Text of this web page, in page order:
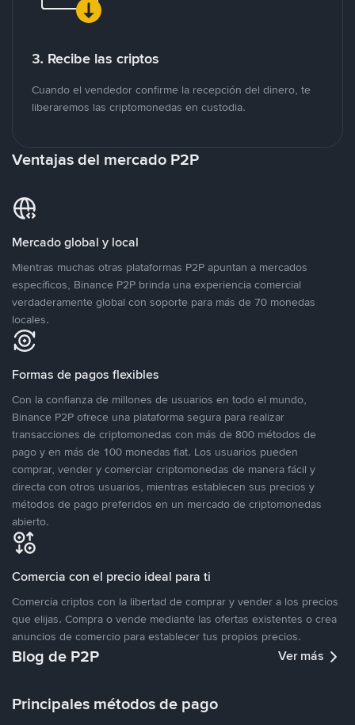
3. Recibe las criptos
Cuando el vendedor confirme la recepción del dinero, te
liberaremos las criptomonedas en custodia.
Ventajas del mercado P2P
Mercado global y local
Mientras muchas otras plataformas P2P apuntan a mercados
específicos, Binance P2P brinda una experiencia comercial
verdaderamente global con soporte para más de 70 monedas
locales.
Formas de pagos flexibles
Con la confianza de millones de usuarios en todo el mundo,
Binance P2P ofrece una plataforma segura para realizar
transacciones de criptomonedas con más de 800 métodos de
pago y en más de 100 monedas fiat. Los usuarios pueden
comprar, vender y comerciar criptomonedas de manera fácil y
directa con otros usuarios, mientras establecen sus precios y
métodos de pago preferidos en un mercado de criptomonedas
abierto.
Comercia con el precio ideal para ti
Comercia criptos con la libertad de comprar y vender a los precios
que elijas. Compra o vende mediante las ofertas existentes o crea
anuncios de comercio para establecer tus propios precios.
Blog de P2P Ver más
Principales métodos de pago